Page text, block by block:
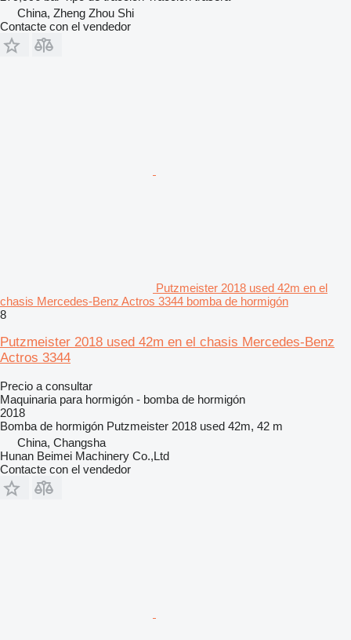
China, Zheng Zhou Shi
Contacte con el vendedor
Putzmeister 2018 used 42m en el
chasis Mercedes-Benz Actros 3344 bomba de hormigón
8
Putzmeister 2018 used 42m en el chasis Mercedes-Benz
Actros 3344
Precio a consultar
Maquinaria para hormigón - bomba de hormigón
2018
Bomba de hormigón Putzmeister 2018 used 42m, 42 m
China, Changsha
Hunan Beimei Machinery Co.,Ltd
Contacte con el vendedor